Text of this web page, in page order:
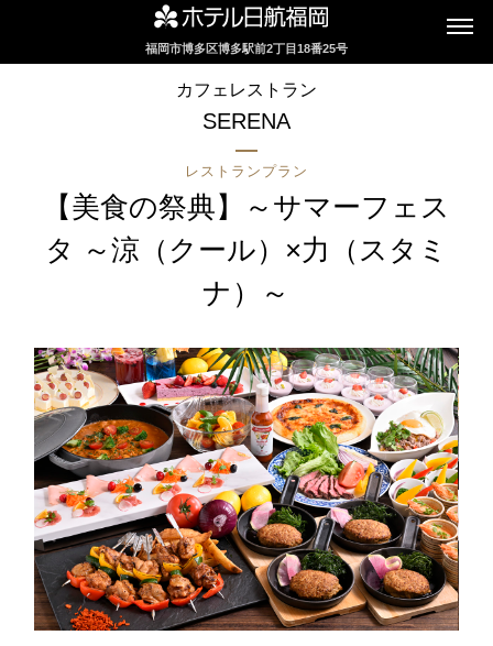
福岡市博多区博多駅前2丁目18番25号
カフェレストラン
SERENA
レストランプラン
【美食の祭典】～サマーフェス
タ ～涼（クール）×力（スタミ
ナ）～
インターネットにてレストランのお席の
2F カフェレストラン
セリーナ
お席のご予約
TEL 092-482-1161
2F テーマレストラン
レ・セレブリテ
お席のご予約
TEL 092-482-1163